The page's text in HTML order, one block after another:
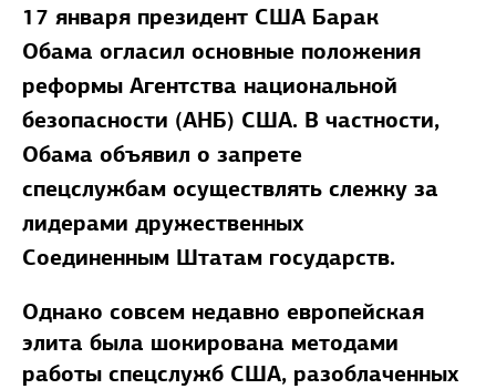
17 января президент США Барак
Обама огласил основные положения
реформы Агентства национальной
безопасности (АНБ) США. В частности,
Обама объявил о запрете
спецслужбам осуществлять слежку за
лидерами дружественных
Соединенным Штатам государств.
Однако совсем недавно европейская
элита была шокирована методами
работы спецслужб США, разоблаченных